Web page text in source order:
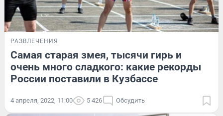
РАЗВЛЕЧЕНИЯ
Самая старая змея, тысячи гирь и
очень много сладкого: какие рекорды
России поставили в Кузбассе
4 апреля, 2022, 11:00 5 426 Обсудить